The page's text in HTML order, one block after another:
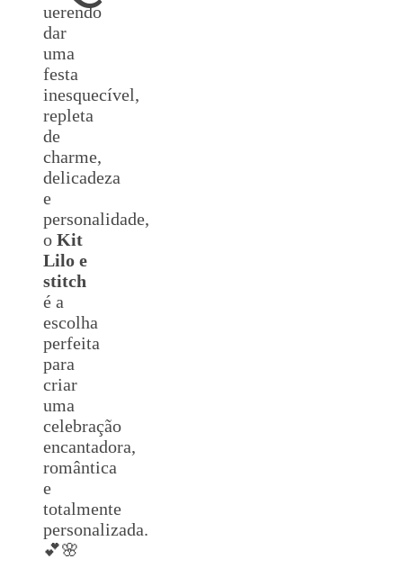
uerendo
dar
uma
festa
inesquecível,
repleta
de
charme,
delicadeza
e
personalidade,
o Kit
Lilo e
stitch
é a
escolha
perfeita
para
criar
uma
celebração
encantadora,
romântica
e
totalmente
personalizada.
💕🌸